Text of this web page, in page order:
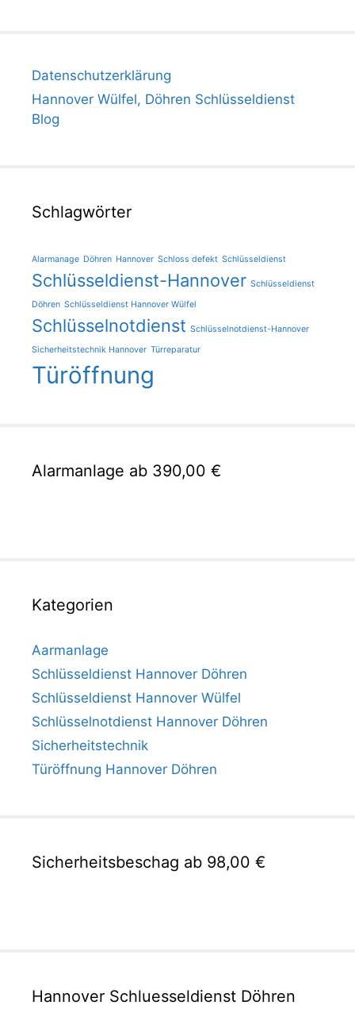
Datenschutzerklärung
Hannover Wülfel, Döhren Schlüsseldienst
Blog
Schlagwörter
Alarmanage Döhren Hannover Schloss defekt Schlüsseldienst
Schlüsseldienst-Hannover Schlüsseldienst
Döhren Schlüsseldienst Hannover Wülfel
Schlüsselnotdienst Schlüsselnotdienst-Hannover
Sicherheitstechnik Hannover Türreparatur
Türöffnung
Alarmanlage ab 390,00 €
Kategorien
Aarmanlage
Schlüsseldienst Hannover Döhren
Schlüsseldienst Hannover Wülfel
Schlüsselnotdienst Hannover Döhren
Sicherheitstechnik
Türöffnung Hannover Döhren
Sicherheitsbeschag ab 98,00 €
Hannover Schluesseldienst Döhren